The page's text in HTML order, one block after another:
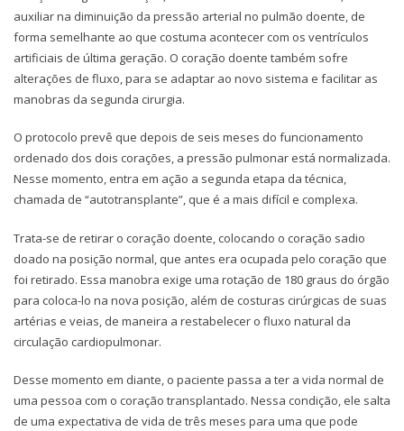
auxiliar na diminuição da pressão arterial no pulmão doente, de
forma semelhante ao que costuma acontecer com os ventrículos
artificiais de última geração. O coração doente também sofre
alterações de fluxo, para se adaptar ao novo sistema e facilitar as
manobras da segunda cirurgia.
O protocolo prevê que depois de seis meses do funcionamento
ordenado dos dois corações, a pressão pulmonar está normalizada.
Nesse momento, entra em ação a segunda etapa da técnica,
chamada de “autotransplante”, que é a mais difícil e complexa.
Trata-se de retirar o coração doente, colocando o coração sadio
doado na posição normal, que antes era ocupada pelo coração que
foi retirado. Essa manobra exige uma rotação de 180 graus do órgão
para coloca-lo na nova posição, além de costuras cirúrgicas de suas
artérias e veias, de maneira a restabelecer o fluxo natural da
circulação cardiopulmonar.
Desse momento em diante, o paciente passa a ter a vida normal de
uma pessoa com o coração transplantado. Nessa condição, ele salta
de uma expectativa de vida de três meses para uma que pode